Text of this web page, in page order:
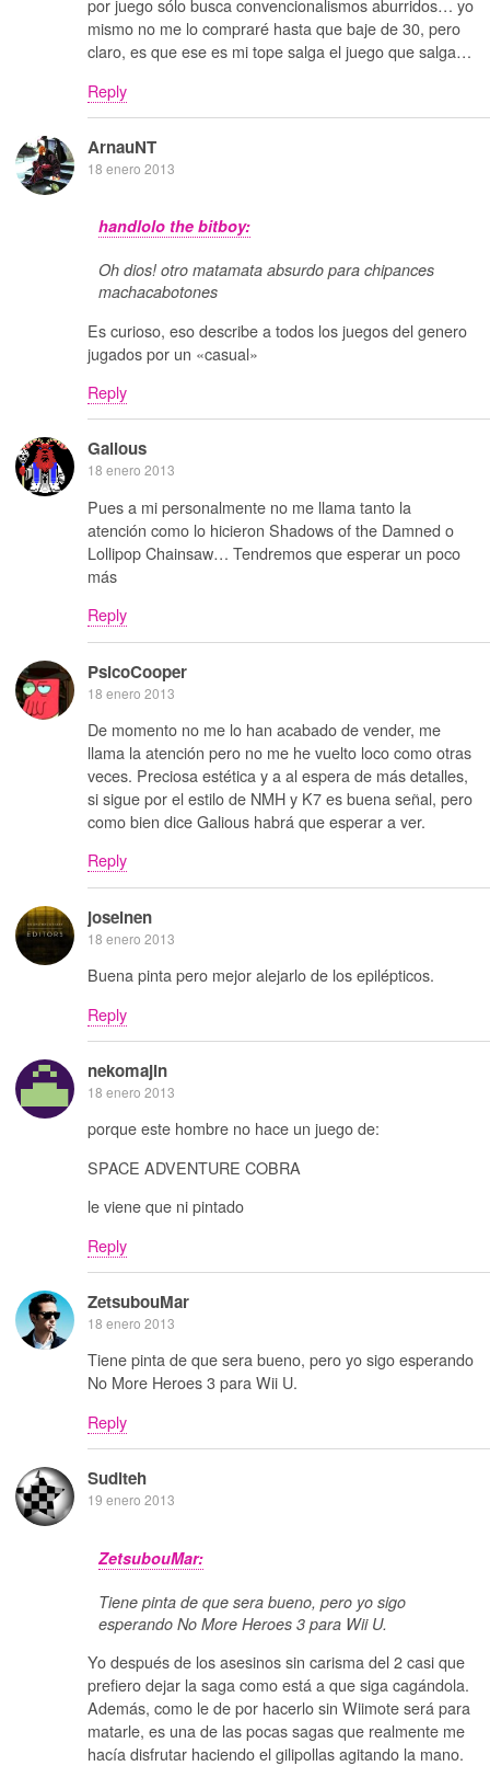
por juego sólo busca convencionalismos aburridos… yo
mismo no me lo compraré hasta que baje de 30, pero
claro, es que ese es mi tope salga el juego que salga…
Reply
ArnauNT
18 enero 2013
handlolo the bitboy:
Oh dios! otro matamata absurdo para chipances
machacabotones
Es curioso, eso describe a todos los juegos del genero
jugados por un «casual»
Reply
Galious
18 enero 2013
Pues a mi personalmente no me llama tanto la
atención como lo hicieron Shadows of the Damned o
Lollipop Chainsaw… Tendremos que esperar un poco
más
Reply
PsicoCooper
18 enero 2013
De momento no me lo han acabado de vender, me
llama la atención pero no me he vuelto loco como otras
veces. Preciosa estética y a al espera de más detalles,
si sigue por el estilo de NMH y K7 es buena señal, pero
como bien dice Galious habrá que esperar a ver.
Reply
joseinen
18 enero 2013
Buena pinta pero mejor alejarlo de los epilépticos.
Reply
nekomajin
18 enero 2013
porque este hombre no hace un juego de:
SPACE ADVENTURE COBRA
le viene que ni pintado
Reply
ZetsubouMar
18 enero 2013
Tiene pinta de que sera bueno, pero yo sigo esperando
No More Heroes 3 para Wii U.
Reply
Suditeh
19 enero 2013
ZetsubouMar:
Tiene pinta de que sera bueno, pero yo sigo
esperando No More Heroes 3 para Wii U.
Yo después de los asesinos sin carisma del 2 casi que
prefiero dejar la saga como está a que siga cagándola.
Además, como le de por hacerlo sin Wiimote será para
matarle, es una de las pocas sagas que realmente me
hacía disfrutar haciendo el gilipollas agitando la mano.